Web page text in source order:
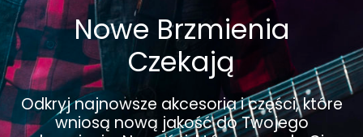
Nowe Brzmienia
Czekają
Odkryj najnowsze akcesoria i części, które
wniosą nową jakość do Twojego